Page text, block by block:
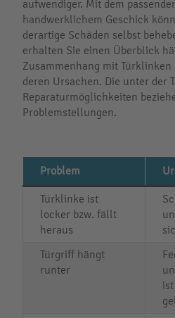
aufwendiger. Mit dem
handwerklichem Geschick
derartige Schäden selbst
erhalten Sie einen Überblick
Zusammenhang mit
deren Ursachen. Die unter der
Reparaturmöglichkeiten
Problemstellungen.
Problem
Türklinke ist
locker bzw. fällt
heraus
Türgriff hängt
runter